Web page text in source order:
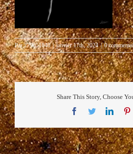
Par279051840 | janvier 17th, 2024 | 0
Share This Story, Choose
Facebook
Twitter